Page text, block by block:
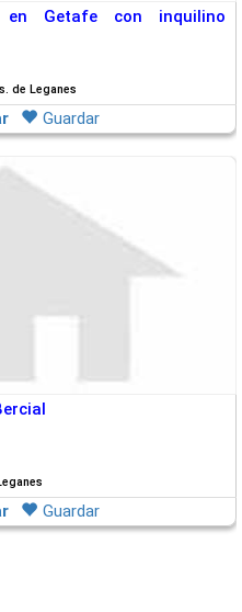
Getafe con inquilino
de Leganes
Guardar
Guardar